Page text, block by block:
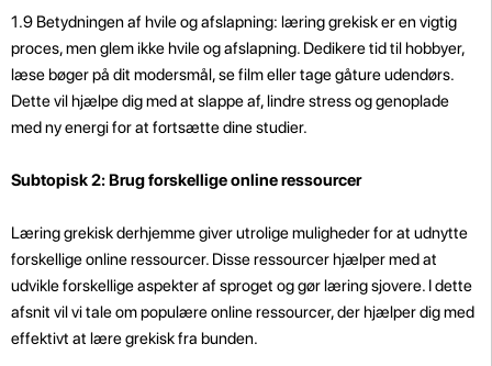
1.9 Betydningen af ​​hvile og afslapning: læring grekisk er en vigtig
proces, men glem ikke hvile og afslapning. Dedikere tid til hobbyer,
læse bøger på dit modersmål, se film eller tage gåture udendørs.
Dette vil hjælpe dig med at slappe af, lindre stress og genoplade
med ny energi for at fortsætte dine studier.
Subtopisk 2: Brug forskellige online ressourcer
Læring grekisk derhjemme giver utrolige muligheder for at udnytte
forskellige online ressourcer. Disse ressourcer hjælper med at
udvikle forskellige aspekter af sproget og gør læring sjovere. I dette
afsnit vil vi tale om populære online ressourcer, der hjælper dig med
effektivt at lære grekisk fra bunden.